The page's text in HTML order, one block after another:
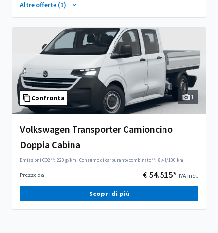
Altre offerte (1)
Confronta 1
Volkswagen Transporter Camioncino
Doppia Cabina
Emissioni CO2**: 220 g/km ·Consumo di carburante combinato**: 8.4 l/100 km
Prezzo da € 54.515* IVA incl.
Scopri di più